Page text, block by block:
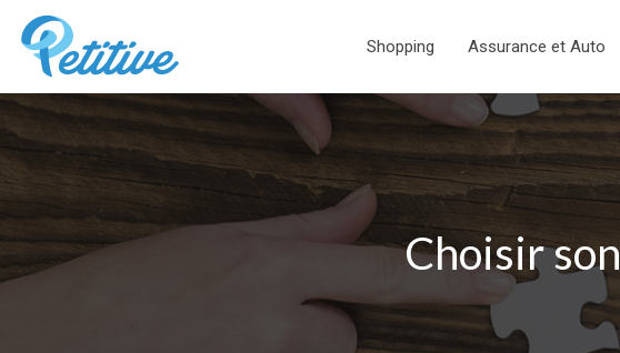
Shopping Assurance et Auto
Choisir